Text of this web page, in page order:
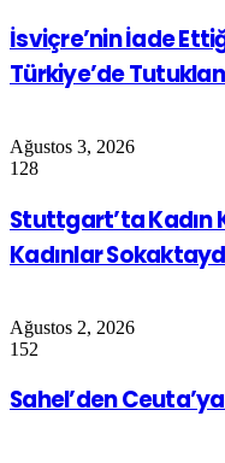
İsviçre’nin İade
Türkiye’de
Ağustos 3, 2026
128
Stuttgart’ta Kadın
Kadınlar
Ağustos 2, 2026
152
Sahel’den